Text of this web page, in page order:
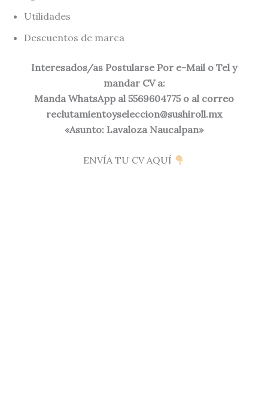
Utilidades
Descuentos de marca
Interesados/as Postularse Por e-Mail o Tel y
mandar CV a:
Manda WhatsApp al 5569604775 o al correo
reclutamientoyseleccion@sushiroll.mx
«Asunto: Lavaloza Naucalpan»
ENVÍA TU CV AQUÍ